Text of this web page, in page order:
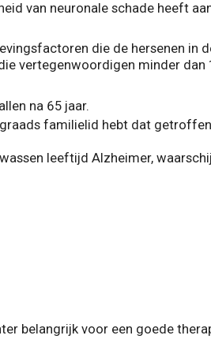
van neuronale schade heeft
die de hersenen in
vertegenwoordigen minder dan
na 65 jaar.
familielid hebt dat getroffen
leeftijd Alzheimer,
belangrijk voor een goede